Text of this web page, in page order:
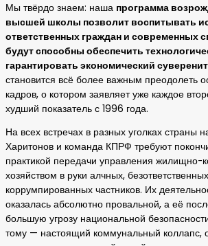
Мы твёрдо знаем: наша программа
высшей школы позволит воспитывать
ответственных граждан и современных
будут способны обеспечить
гарантировать экономический
становится всё более важным преодолеть
кадров, о котором заявляет уже каждое
худший показатель с 1996 года.
На всех встречах в разных уголках страны
Харитонов и команда КПРФ требуют
практикой передачи управления
хозяйством в руки алчных,
коррумпированных частников. Их
оказалась абсолютно провальной, а её
большую угрозу национальной
тому — настоящий коммунальный коллапс,